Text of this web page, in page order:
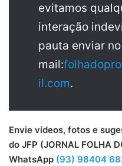
evitamos
interação
pauta enviar
mail:
il.com.
Envie vídeos, fotos e
do JFP (JORNAL FOLHA
WhatsApp (93) 98404